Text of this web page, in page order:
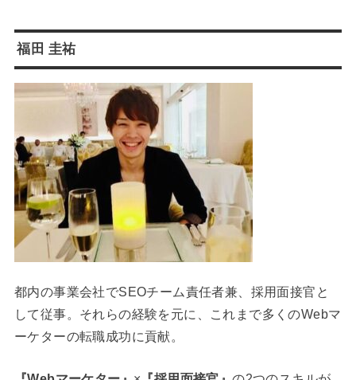
福田 圭祐
都内の事業会社でSEOチーム責任者兼、採用面接官と
して従事。それらの経験を元に、これまで多くのWebマ
ーケターの転職成功に貢献。